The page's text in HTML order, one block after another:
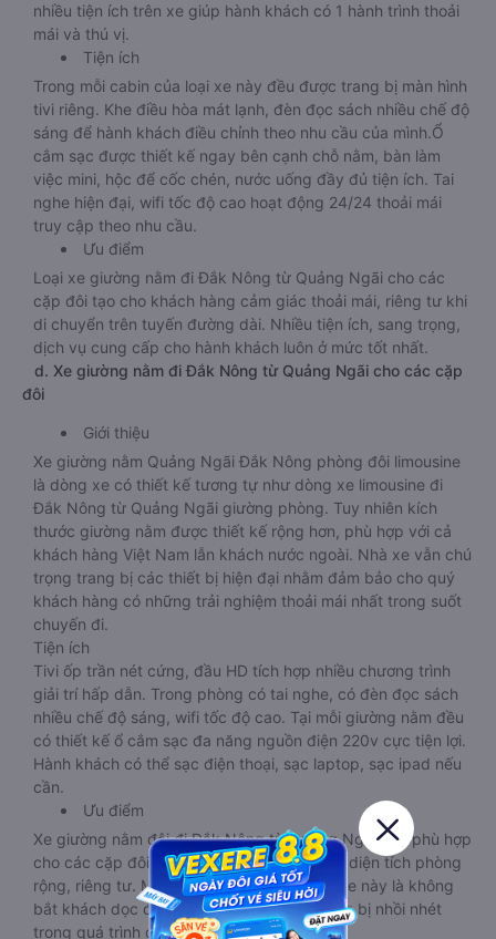
nhiều tiện ích trên xe giúp hành khách có 1 hành trình thoải
mái và thú vị.
Tiện ích
Trong mỗi cabin của loại xe này đều được trang bị màn hình
tivi riêng. Khe điều hòa mát lạnh, đèn đọc sách nhiều chế độ
sáng để hành khách điều chỉnh theo nhu cầu của mình.Ổ
cắm sạc được thiết kế ngay bên cạnh chỗ nằm, bàn làm
việc mini, hộc để cốc chén, nước uống đầy đủ tiện ích. Tai
nghe hiện đại, wifi tốc độ cao hoạt động 24/24 thoải mái
truy cập theo nhu cầu.
Ưu điểm
Loại xe giường nằm đi Đắk Nông từ Quảng Ngãi cho các
cặp đôi tạo cho khách hàng cảm giác thoải mái, riêng tư khi
di chuyển trên tuyến đường dài. Nhiều tiện ích, sang trọng,
dịch vụ cung cấp cho hành khách luôn ở mức tốt nhất.
d. Xe giường nằm đi Đắk Nông từ Quảng Ngãi cho các cặp
đôi
Giới thiệu
Xe giường nằm Quảng Ngãi Đắk Nông phòng đôi limousine
là dòng xe có thiết kế tương tự như dòng xe limousine đi
Đắk Nông từ Quảng Ngãi giường phòng. Tuy nhiên kích
thước giường nằm được thiết kế rộng hơn, phù hợp với cả
khách hàng Việt Nam lẫn khách nước ngoài. Nhà xe vẫn chú
trọng trang bị các thiết bị hiện đại nhằm đảm bảo cho quý
khách hàng có những trải nghiệm thoải mái nhất trong suốt
chuyến đi.
Tiện ích
Tivi ốp trần nét cứng, đầu HD tích hợp nhiều chương trình
giải trí hấp dẫn. Trong phòng có tai nghe, có đèn đọc sách
nhiều chế độ sáng, wifi tốc độ cao. Tại mỗi giường nằm đều
có thiết kế ổ cắm sạc đa năng nguồn điện 220v cực tiện lợi.
Hành khách có thể sạc điện thoại, sạc laptop, sạc ipad nếu
cần.
Ưu điểm
Xe giường nằm đôi đi Đắk Nông từ Quảng Ngãi này phù hợp
cho các cặp đôi hoặc gia đình có bé nhỏ vì diện tích phòng
rộng, riêng tư. Một điểm cộng lớn cho loại xe này là không
bắt khách dọc đường, tránh được tình trạng bị nhồi nhét
trong quá trình di chuyển.